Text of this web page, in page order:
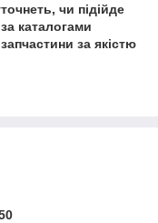
чи підійде
каталогами
за якістю